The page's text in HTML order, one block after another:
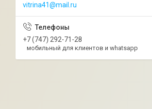
vitrina41@mail.ru
+7 (747) 292-71-28
мобильный для клиентов и whatsapp